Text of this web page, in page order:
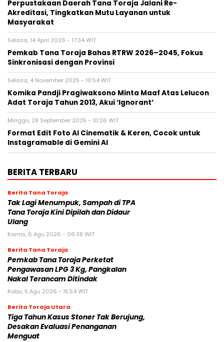
Perpustakaan Daerah Tana Toraja Jalani Re-
Akreditasi, Tingkatkan Mutu Layanan untuk
Masyarakat
Selasa, 14 April 2026 - 17:34 WIT
Pemkab Tana Toraja Bahas RTRW 2026–2045, Fokus
Sinkronisasi dengan Provinsi
Selasa, 4 November 2025 - 10:54 WIT
Komika Pandji Pragiwaksono Minta Maaf Atas Lelucon
Adat Toraja Tahun 2013, Akui ‘Ignorant’
Minggu, 28 September 2025 - 10:26 WIT
Format Edit Foto AI Cinematik & Keren, Cocok untuk
Instagramable di Gemini AI
BERITA TERBARU
Berita Tana Toraja
Tak Lagi Menumpuk, Sampah di TPA
Tana Toraja Kini Dipilah dan Didaur
Ulang
Kamis, 6 Agu 2026 - 06:38 WIT
Berita Tana Toraja
Pemkab Tana Toraja Perketat
Pengawasan LPG 3 Kg, Pangkalan
Nakal Terancam Ditindak
Rabu, 5 Agu 2026 - 15:54 WIT
Berita Toraja Utara
Tiga Tahun Kasus Stoner Tak Berujung,
Desakan Evaluasi Penanganan
Menguat